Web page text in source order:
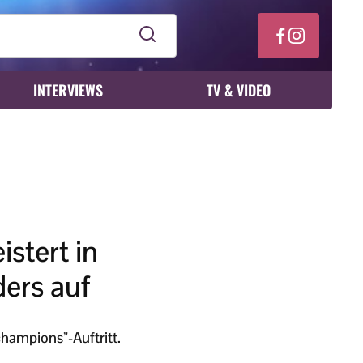
INTERVIEWS TV & VIDEO
in
auf
Auftritt.